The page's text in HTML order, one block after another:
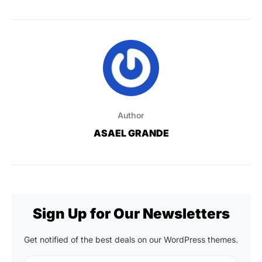
Author
ASAEL GRANDE
Sign Up for Our Newsletters
Get notified of the best deals on our WordPress themes.